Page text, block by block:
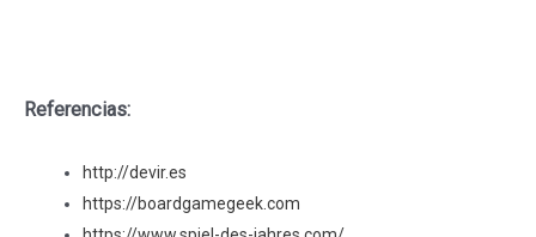
Referencias:
http://devir.es
https://boardgamegeek.com